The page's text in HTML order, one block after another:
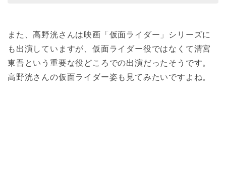
また、高野洸さんは映画「仮面ライダー」シリーズに
も出演していますが、仮面ライダー役ではなくて清宮
東吾という重要な役どころでの出演だったそうです。
高野洸さんの仮面ライダー姿も見てみたいですよね。